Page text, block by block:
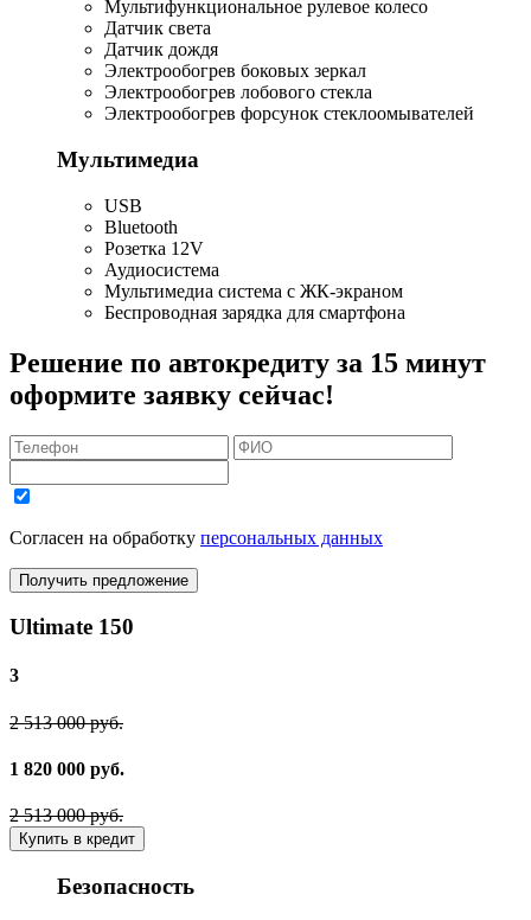
Мультифункциональное рулевое колесо
Датчик света
Датчик дождя
Электрообогрев боковых зеркал
Электрообогрев лобового стекла
Электрообогрев форсунок стеклоомывателей
Мультимедиа
USB
Bluetooth
Розетка 12V
Аудиосистема
Мультимедиа система с ЖК-экраном
Беспроводная зарядка для смартфона
Решение по автокредиту за 15 минут
оформите заявку сейчас!
Согласен на обработку персональных данных
Получить предложение
Ultimate 150
3
2 513 000 руб.
1 820 000 руб.
2 513 000 руб.
Купить в кредит
Безопасность